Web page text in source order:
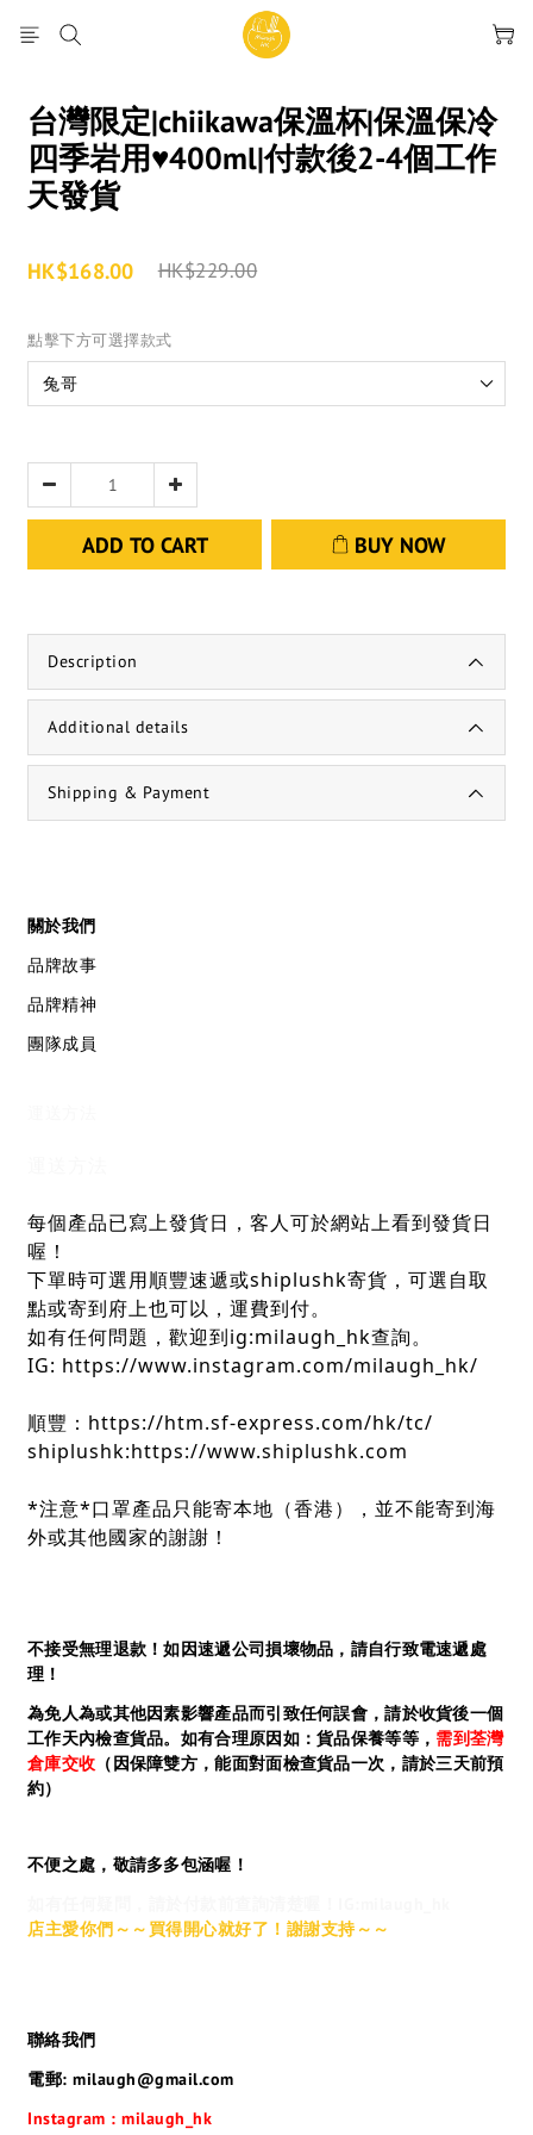
台灣限定|chiikawa保溫杯|保溫保冷
四季岩用♥400ml|付款後2-4個工作
天發貨
HK$168.00 HK$229.00
點擊下方可選擇款式
ADD TO CART BUY NOW
Description
Additional details
Shipping & Payment
關於我們
品牌故事
品牌精神
團隊成員
每個產品已寫上發貨日，客人可於網站上看到發貨日
喔！
下單時可選用順豐速遞或shiplushk寄貨，可選自取
點或寄到府上也可以，運費到付。
如有任何問題，歡迎到ig:milaugh_hk查詢。
IG: https://www.instagram.com/milaugh_hk/
順豐：https://htm.sf-express.com/hk/tc/
shiplushk:https://www.shiplushk.com
*注意*口罩產品只能寄本地（香港），並不能寄到海
外或其他國家的謝謝！
不接受無理退款！如因速遞公司損壞物品，請自行致電速遞處
理！
為免人為或其他因素影響產品而引致任何誤會，請於收貨後一個
工作天內檢查貨品。如有合理原因如：貨品保養等等， 需到荃灣
倉庫交收 （因保障雙方，能面對面檢查貨品一次，請於三天前預
約）
不便之處，敬請多多包涵喔！
店主愛你們～～買得開心就好了！謝謝支持～～
聯絡我們
電郵: milaugh@gmail.com
Instagram : milaugh_hk